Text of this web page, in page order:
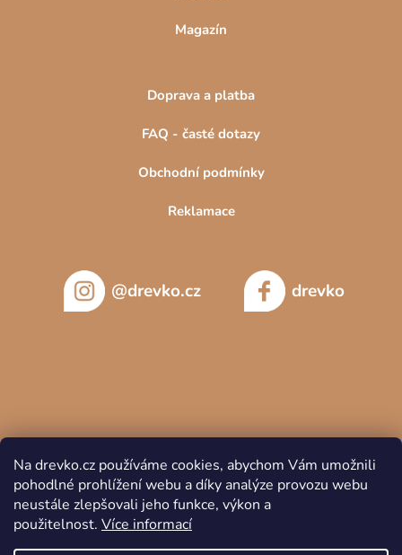
Na drevko.cz používáme cookies, abychom Vám umožnili
pohodlné prohlížení webu a díky analýze provozu webu
neustále zlepšovali jeho funkce, výkon a
použitelnost. Více informací
Magazín
Doprava a platba
FAQ - časté dotazy
Obchodní podmínky
Reklamace
@drevko.cz drevko